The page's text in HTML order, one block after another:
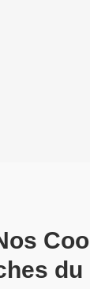
du